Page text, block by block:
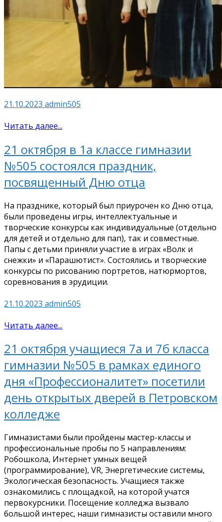
21.10.2023 admin505
Читать далее...
21 октября в 1а классе гимназии
№505 состоялся праздник,
посвященный Дню отца
На празднике, который был приурочен ко Дню отца,
были проведены игры, интеллектуальные и
творческие конкурсы как индивидуальные (отдельно
для детей и отдельно для пап), так и совместные.
Папы с детьми приняли участие в играх «Волк и
снежки» и «Парашютист». Состоялись и творческие
конкурсы по рисованию портретов, натюрмортов,
соревнования в эрудиции.
21.10.2023 admin505
Читать далее...
21 октября учащиеся 7а и 7б класса
гимназии №505 в рамках единого
дня «Профессионалитет» посетили
день открытых дверей в Петровском
колледже
Гимназистами были пройдены мастер-классы и
профессиональные пробы по 5 направлениям:
Робошкола, Интернет умных вещей
(программирование), VR, Энергетические системы,
Экологическая безопасность. Учащиеся также
ознакомились с площадкой, на которой учатся
первокурсники. Посещение колледжа вызвало
большой интерес, наши гимназисты оставили много